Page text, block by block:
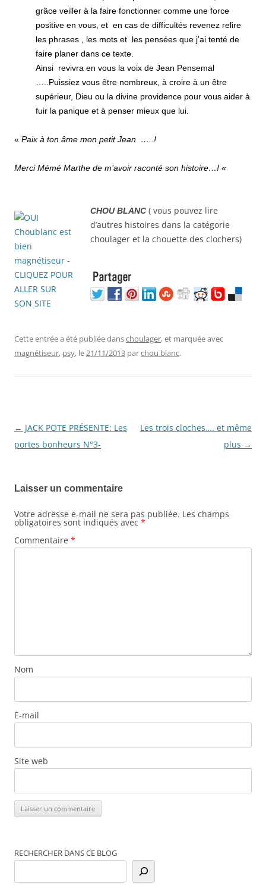
grâce veiller à la faire fonctionner comme une force
positive en vous, et en cas de difficultés revenez relire
les phrases , les mots et les pensées que j’ai tenté de
faire planer dans ce texte.
Ainsi revivra en vous la voix de Jean Pensemal
…..Puissiez vous être nombreux, à croire à un être
supérieur, Dieu ou la divine providence pour vous aider à
fuir la panique et à penser mieux que lui.
« Paix à ton âme mon petit Jean …..!
Merci Mémé Marthe de m’avoir raconté son histoire…! «
CHOU BLANC ( vous pouvez lire
d’autres histoires dans la catégorie
choulager et la chouette des clochers)
Cette entrée a été publiée danschoulager, et marquée avec
magnétiseur, psy, le21/11/2013 parchou blanc.
Navigation
des
← JACK POTE PRÉSENTE: Les
portes bonheurs N°3-
Les trois cloches…. et même
plus →
Laisser un commentaire
Votre adresse e-mail ne sera pas publiée. Les champs
obligatoires sont indiqués avec *
Commentaire *
Nom
E-mail
Site web
RECHERCHER DANS CE BLOG